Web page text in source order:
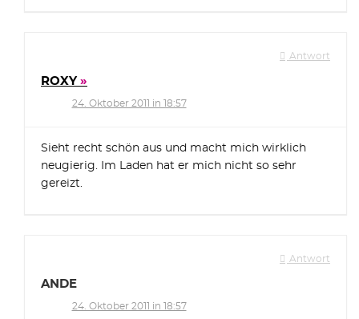
Antwort
ROXY
24. Oktober 2011 in 18:57
Sieht recht schön aus und macht mich wirklich
neugierig. Im Laden hat er mich nicht so sehr
gereizt.
Antwort
ANDE
24. Oktober 2011 in 18:57